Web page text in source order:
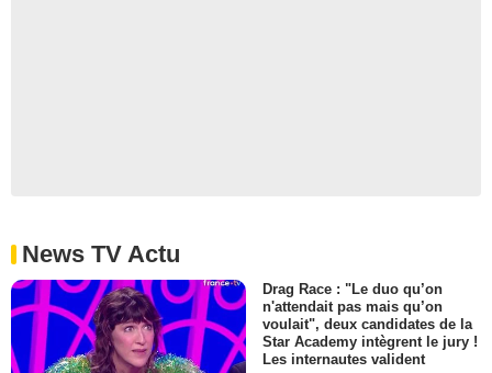
News TV Actu
Drag Race : "Le duo qu’on
n'attendait pas mais qu’on
voulait", deux candidates de la
Star Academy intègrent le jury !
Les internautes valident